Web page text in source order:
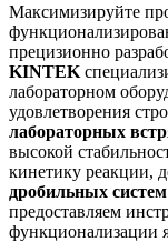
Максимизируйте
прецизионно
KINTEK
лабораторном
удовлетворения
лабораторных
высокой
кинетику реакции,
дробильных систем
предоставляем
функционализации